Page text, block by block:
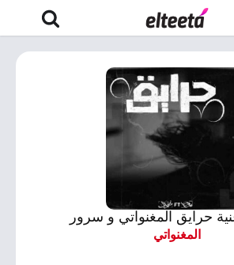
حرايق المغنواتي و سرور
المغنواتي